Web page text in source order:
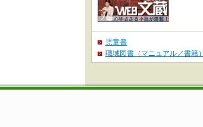
児童書
職域図書（マニュアル／書籍）